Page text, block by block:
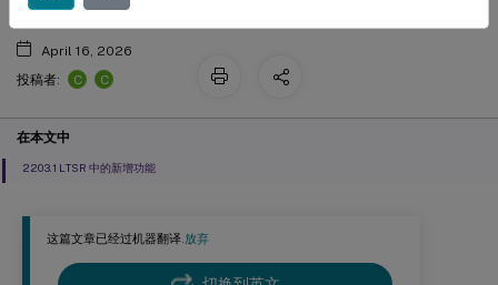
这篇文章已经过机器翻译.放弃
April 16, 2026
投稿者:
C C
在本文中
2203.1 LTSR 中的新增功能